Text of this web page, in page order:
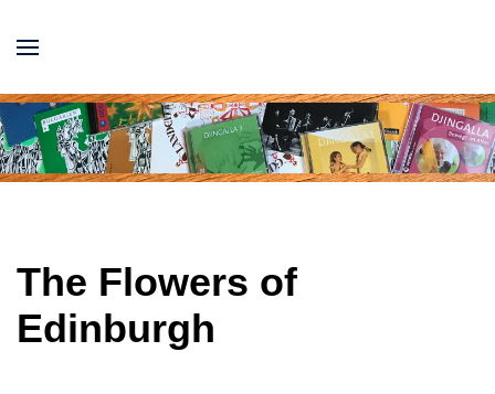
The Flowers of
Edinburgh